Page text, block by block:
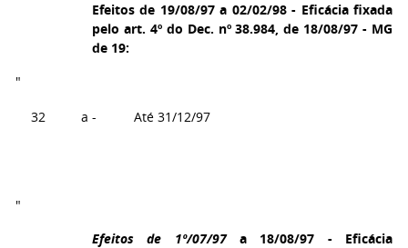
Efeitos de 19/08/97 a 02/02/98 - Eficácia fixada
pelo art. 4º do Dec. nº 38.984, de 18/08/97 - MG
de 19:
"
32 a - Até 31/12/97
"
Efeitos de 1º/07/97a 18/08/97 - Eficácia